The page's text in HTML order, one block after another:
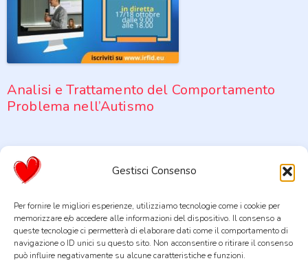
Gestisci Consenso
Per fornire le migliori esperienze, utilizziamo tecnologie come i cookie per
memorizzare e/o accedere alle informazioni del dispositivo. Il consenso a
queste tecnologie ci permetterà di elaborare dati come il comportamento di
navigazione o ID unici su questo sito. Non acconsentire o ritirare il consenso
può influire negativamente su alcune caratteristiche e funzioni.
Analisi e Trattamento del Comportamento
Problema nell’Autismo
La Fabbrica del Cuore STP Società Cooperativa Sociale Tra